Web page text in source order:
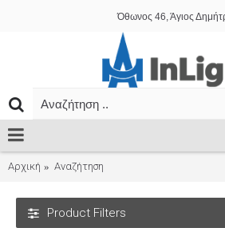
Όθωνος 46, Άγιος
Αρχική Αναζήτηση
Product Filters